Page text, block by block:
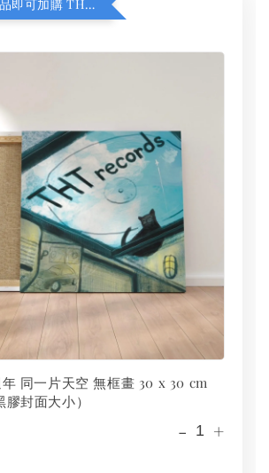
凡購買任一商品即可加購 THT 九週年 同一片天空 無框畫 30 x 30 cm 附掛勾 (黑膠封面大小）
同一片天空 無框畫 30 x 30 cm
封面大小）
- +